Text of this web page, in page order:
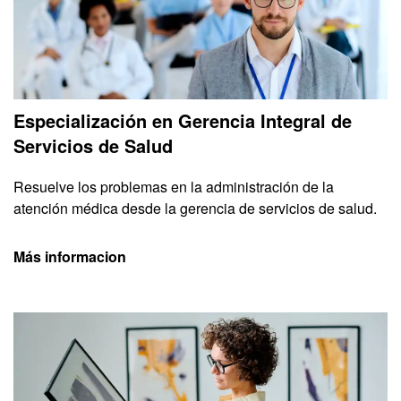
Especialización en Gerencia Integral de
Servicios de Salud
Resuelve los problemas en la administración de la
atención médica desde la gerencia de servicios de salud.
Más informacion